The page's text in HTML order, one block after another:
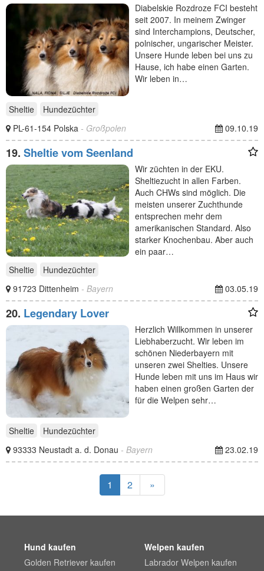
Diabelskie Rozdroze FCI besteht
seit 2007. In meinem Zwinger
sind Interchampions, Deutscher,
polnischer, ungarischer Meister.
Unsere Hunde leben bei uns zu
Hause, ich habe einen Garten.
Wir leben in…
Sheltie
Hundezüchter
PL-61-154 Polska - Großpolen 09.10.19
19. Sheltie vom Seenland
Wir züchten in der EKU.
Sheltiezucht in allen Farben.
Auch CHWs sind möglich. Die
meisten unserer Zuchthunde
entsprechen mehr dem
amerikanischen Standard. Also
starker Knochenbau. Aber auch
ein paar…
Sheltie
Hundezüchter
91723 Dittenheim - Bayern 03.05.19
20. Legendary Lover
Herzlich Willkommen in unserer
Liebhaberzucht. Wir leben im
schönen Niederbayern mit
unseren zwei Shelties. Unsere
Hunde leben mit uns im Haus wir
haben einen großen Garten der
für die Welpen sehr…
Sheltie
Hundezüchter
93333 Neustadt a. d. Donau - Bayern 23.02.19
1 2 »
Hund kaufen
Golden Retriever kaufen
Welpen kaufen
Labrador Welpen kaufen